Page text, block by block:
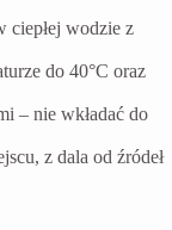
ciepłej wodzie z
do 40°C oraz
– nie wkładać do
z dala od źródeł